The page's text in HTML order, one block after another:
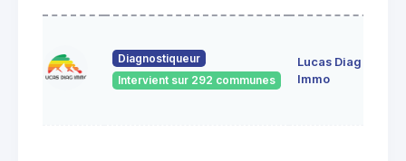
Diagnostiqueur
Intervient sur 292 communes
Lucas Diag
Immo